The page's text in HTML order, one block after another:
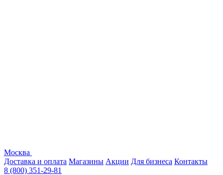
Москва
Доставка и оплата Магазины Акции Для бизнеса Контакты
8 (800) 351-29-81